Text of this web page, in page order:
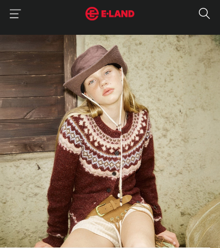
매거진 상세보기